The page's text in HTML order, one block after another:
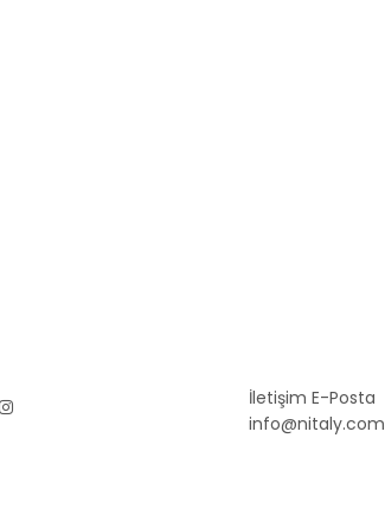
İletişim E-Posta
info@nitaly.com